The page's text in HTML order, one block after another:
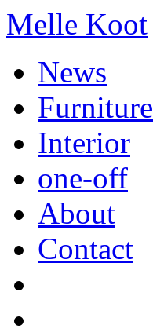
Melle Koot
News
Furniture
Interior
one-off
About
Contact